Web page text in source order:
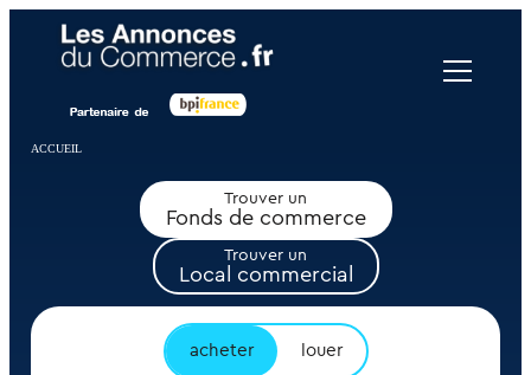
ACCUEIL
Trouver un
Fonds de commerce
Trouver un
Local commercial
acheter louer
Panneau de gestion des cookies